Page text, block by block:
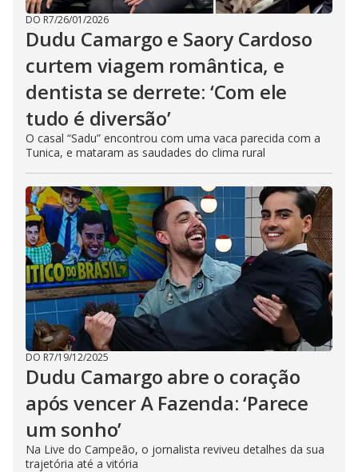
DO R7/26/01/2026
Dudu Camargo e Saory Cardoso
curtem viagem romântica, e
dentista se derrete: ‘Com ele
tudo é diversão’
O casal “Sadu” encontrou com uma vaca parecida com a
Tunica, e mataram as saudades do clima rural
DO R7/19/12/2025
Dudu Camargo abre o coração
após vencer A Fazenda: ‘Parece
um sonho’
Na Live do Campeão, o jornalista reviveu detalhes da sua
trajetória até a vitória